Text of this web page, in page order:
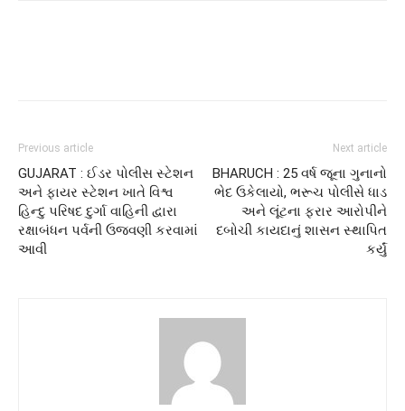
Previous article
GUJARAT : ઈડર પોલીસ સ્ટેશન
અને ફાયર સ્ટેશન ખાતે વિશ્વ
હિન્દુ પરિષદ દુર્ગા વાહિની દ્વારા
રક્ષાબંધન પર્વની ઉજવણી કરવામાં
આવી
Next article
BHARUCH : 25 વર્ષ જૂના ગુનાનો
ભેદ ઉકેલાયો, ભરૂચ પોલીસે ધાડ
અને લૂંટના ફરાર આરોપીને
દબોચી કાયદાનું શાસન સ્થાપિત
કર્યું